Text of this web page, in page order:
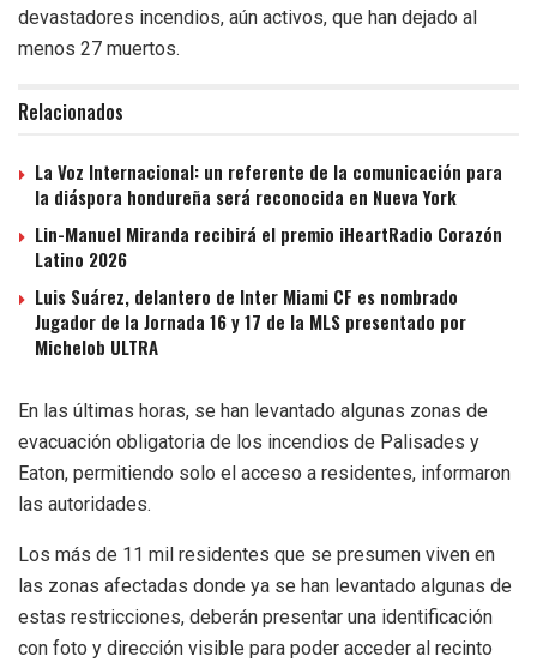
devastadores incendios, aún activos, que han dejado al
menos 27 muertos.
Relacionados
La Voz Internacional: un referente de la comunicación para
la diáspora hondureña será reconocida en Nueva York
Lin-Manuel Miranda recibirá el premio iHeartRadio Corazón
Latino 2026
Luis Suárez, delantero de Inter Miami CF es nombrado
Jugador de la Jornada 16 y 17 de la MLS presentado por
Michelob ULTRA
En las últimas horas, se han levantado algunas zonas de
evacuación obligatoria de los incendios de Palisades y
Eaton, permitiendo solo el acceso a residentes, informaron
las autoridades.
Los más de 11 mil residentes que se presumen viven en
las zonas afectadas donde ya se han levantado algunas de
estas restricciones, deberán presentar una identificación
con foto y dirección visible para poder acceder al recinto